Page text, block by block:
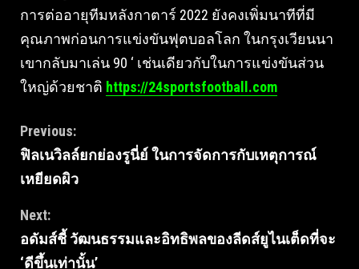
การต่ออายุทีมหลังกาตาร์ 2022 ยังคงเพิ่มนาทีที่มี
คุณภาพก่อนการแข่งขันฟุตบอลโลก ในกรุงเวียนนา
เขากลับมาเล่น 90 ‘ เช่นเดียวกับในการแข่งขันส่วน
ใหญ่ด้วยชาติ https://24sportsfootball.com
Continue
Reading
Previous:
ฟิลเนวิลล์ยกย่องรูนี่ย์ ในการจัดการกับเหตุการณ์
เหยียดผิว
Next:
อดัมส์ชี้ วัฒนธรรมและอิทธิพลของลีดส์ยูไนเต็ดที่จะ
‘ดีขึ้นเท่านั้น’